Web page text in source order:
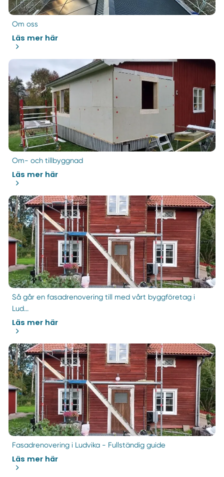
Om oss
Läs mer här
Om- och tillbyggnad
Läs mer här
Så går en fasadrenovering till med vårt byggföretag i
Lud...
Läs mer här
Fasadrenovering i Ludvika - Fullständig guide
Läs mer här